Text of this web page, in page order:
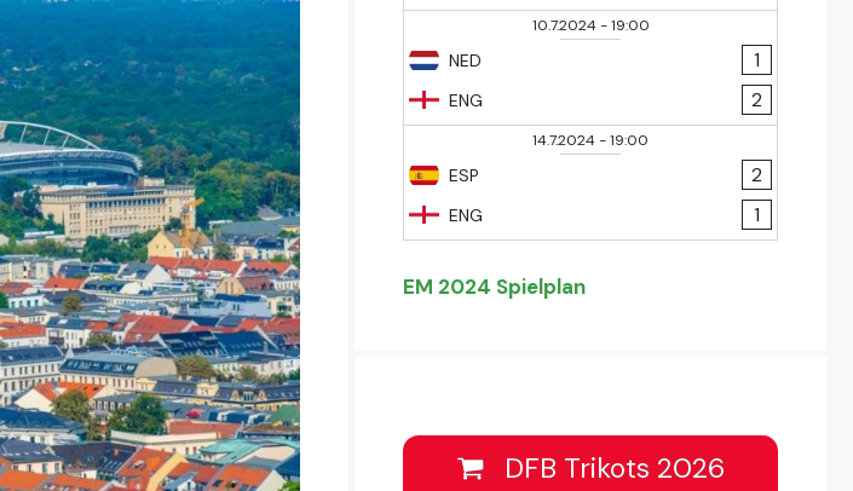
10.7.2024-19:00
NED
ENG
1
2
14.7.2024-19:00
ESP
ENG
2
1
EM 2024 Spielplan
DFB Trikots 2026